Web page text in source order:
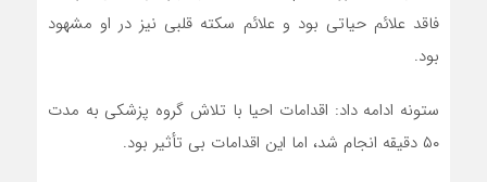
فاقد علائم حیاتی بود و علائم سکته قلبی نیز در او مشهود
بود.
ستونه ادامه داد: اقدامات احیا با تلاش گروه پزشکی به مدت
۵۰ دقیقه انجام شد، اما این اقدامات بی تأثیر بود.